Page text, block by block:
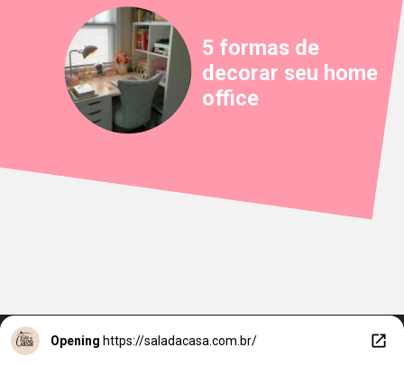
5 formas de
decorar seu home
office
Opening https://saladacasa.com.br/